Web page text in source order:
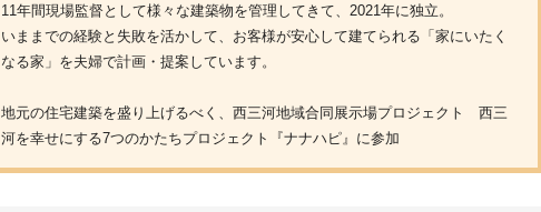
11年間現場監督として様々な建築物を管理してきて、2021年に独立。
いままでの経験と失敗を活かして、お客様が安心して建てられる「家にいたく
なる家」を夫婦で計画・提案しています。
地元の住宅建築を盛り上げるべく、西三河地域合同展示場プロジェクト 西三
河を幸せにする7つのかたちプロジェクト『ナナハピ』に参加